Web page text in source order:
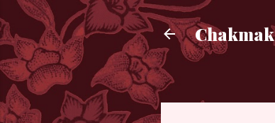
Chakmak